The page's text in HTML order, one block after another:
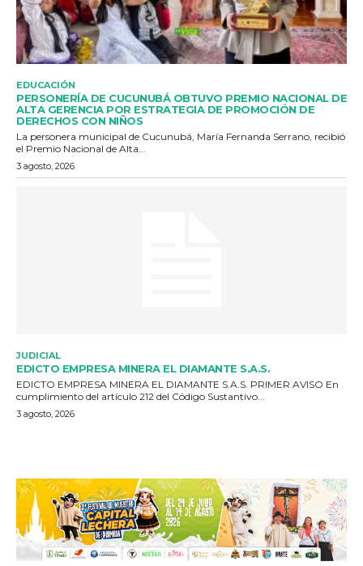
EDUCACIÓN
PERSONERÍA DE CUCUNUBÁ OBTUVO PREMIO NACIONAL DE
ALTA GERENCIA POR ESTRATEGIA DE PROMOCIÓN DE
DERECHOS CON NIÑOS
La personera municipal de Cucunubá, María Fernanda Serrano, recibió
el Premio Nacional de Alta...
3 agosto, 2026
JUDICIAL
EDICTO EMPRESA MINERA EL DIAMANTE S.A.S.
EDICTO EMPRESA MINERA EL DIAMANTE S.A.S. PRIMER AVISO En
cumplimiento del artículo 212 del Código Sustantivo...
3 agosto, 2026